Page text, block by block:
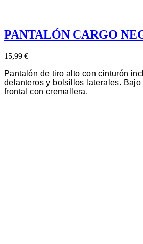
PANTALÓN CARGO
15,99 €
Pantalón de tiro alto con cinturón
delanteros y bolsillos laterales.
frontal con cremallera.